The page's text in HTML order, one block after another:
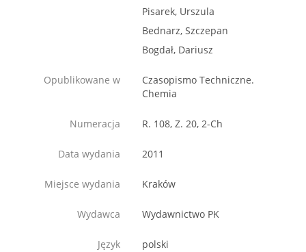
Pisarek, Urszula
Bednarz, Szczepan
Bogdał, Dariusz
Opublikowane w
Czasopismo Techniczne.
Chemia
Numeracja R. 108, Z. 20, 2-Ch
Data wydania 2011
Miejsce wydania Kraków
Wydawca Wydawnictwo PK
Język polski